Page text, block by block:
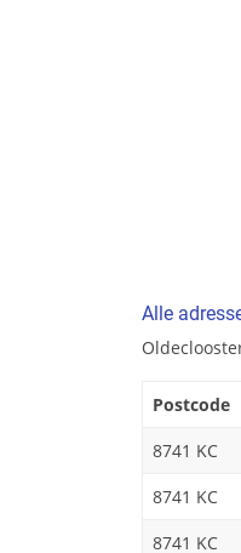
Alle
Postcode
8741 KC
8741 KC
8741 KC